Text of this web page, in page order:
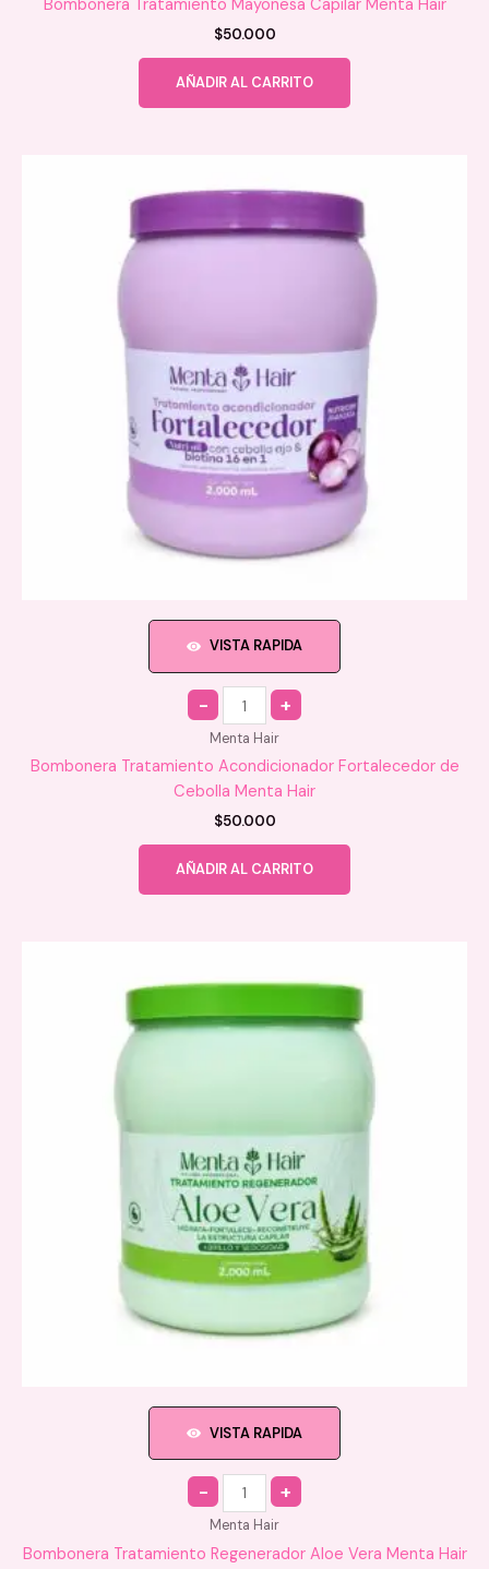
Bombonera Tratamiento Mayonesa Capilar Menta Hair
$50.000
AÑADIR AL CARRITO
VISTA RAPIDA
Quantity
Menta Hair
Bombonera Tratamiento Acondicionador Fortalecedor de
Cebolla Menta Hair
$50.000
AÑADIR AL CARRITO
VISTA RAPIDA
Quantity
Menta Hair
Bombonera Tratamiento Regenerador Aloe Vera Menta Hair